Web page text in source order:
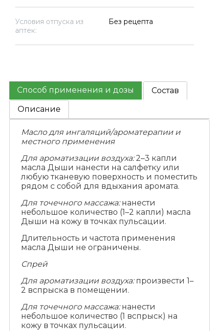
Условия отпуска из
аптек:
Без рецепта
Способ применения и дозы
Состав
Описание
Масло для ингаляций/ароматерапии и
местного применения
Для ароматизации воздуха:2–3 капли
масла Дыши нанести на салфетку или
любую тканевую поверхность и поместить
рядом с собой для вдыхания аромата.
Для точечного массажа:нанести
небольшое количество (1–2 капли) масла
Дыши на кожу в точках пульсации.
Длительность и частота применения
масла Дыши не ограничены.
Спрей
Для ароматизации воздуха:произвести 1–
2 вспрыска в помещении.
Для точечного массажа:нанести
небольшое количество (1 вспрыск) на
кожу в точках пульсации.